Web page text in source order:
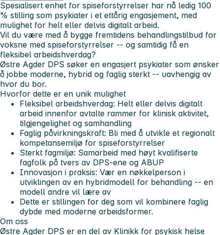
Spesialisert enhet for spiseforstyrrelser har nå ledig 100
% stilling som psykiater i et ettårig engasjement, med
mulighet for helt eller delvis digitalt arbeid.
Vil du være med å bygge fremtidens behandlingstilbud for
voksne med spiseforstyrrelser -- og samtidig få en
fleksibel arbeidshverdag?
Østre Agder DPS søker en engasjert psykiater som ønsker
å jobbe moderne, hybrid og faglig sterkt -- uavhengig av
hvor du bor.
Hvorfor dette er en unik mulighet
Fleksibel arbeidshverdag: Helt eller delvis digitalt
arbeid innenfor avtalte rammer for klinisk aktivitet,
tilgjengelighet og samhandling
Faglig påvirkningskraft: Bli med å utvikle et regionalt
kompetansemiljø for spiseforstyrrelser
Sterkt fagmiljø: Samarbeid med høyt kvalifiserte
fagfolk på tvers av DPS-ene og ABUP
Innovasjon i praksis: Vær en nøkkelperson i
utviklingen av en hybridmodell for behandling -- en
modell andre vil lære av
Dette er stillingen for deg som vil kombinere faglig
dybde med moderne arbeidsformer.
Om oss
Østre Agder DPS er en del av Klinikk for psykisk helse